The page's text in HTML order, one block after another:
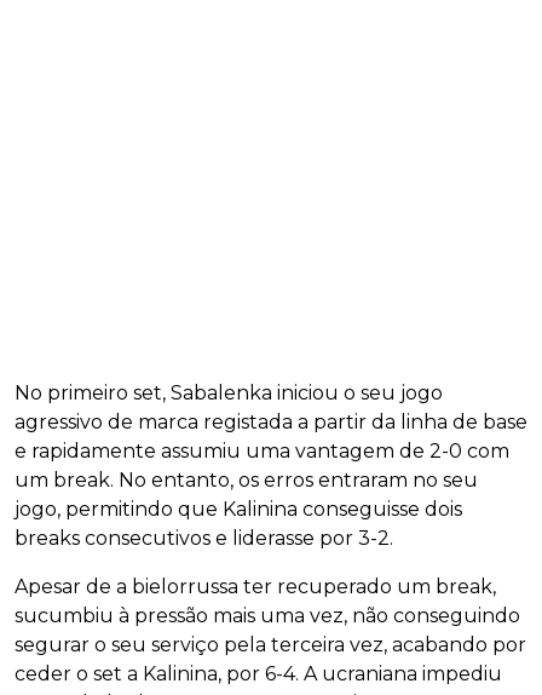
No primeiro set, Sabalenka iniciou o seu jogo
agressivo de marca registada a partir da linha de base
e rapidamente assumiu uma vantagem de 2-0 com
um break. No entanto, os erros entraram no seu
jogo, permitindo que Kalinina conseguisse dois
breaks consecutivos e liderasse por 3-2.
Apesar de a bielorrussa ter recuperado um break,
sucumbiu à pressão mais uma vez, não conseguindo
segurar o seu serviço pela terceira vez, acabando por
ceder o set a Kalinina, por 6-4. A ucraniana impediu